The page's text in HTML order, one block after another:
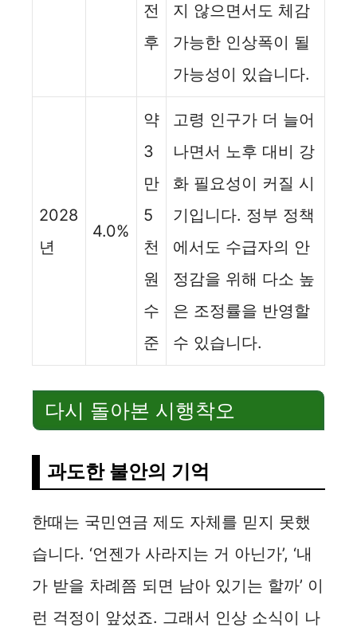
전
후
지 않으면서도 체감
가능한 인상폭이 될
가능성이 있습니다.
2028
년
4.0%
약
3
만
5
천
원
수
준
고령 인구가 더 늘어
나면서 노후 대비 강
화 필요성이 커질 시
기입니다. 정부 정책
에서도 수급자의 안
정감을 위해 다소 높
은 조정률을 반영할
수 있습니다.
다시 돌아본 시행착오
과도한 불안의 기억
한때는 국민연금 제도 자체를 믿지 못했
습니다. ‘언젠가 사라지는 거 아닌가’, ‘내
가 받을 차례쯤 되면 남아 있기는 할까’ 이
런 걱정이 앞섰죠. 그래서 인상 소식이 나